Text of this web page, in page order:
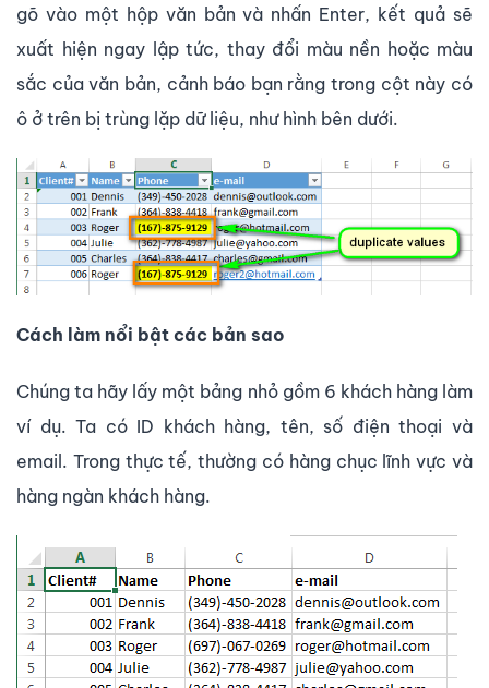
gõ vào một hộp văn bản và nhấn Enter, kết quả sẽ
xuất hiện ngay lập tức, thay đổi màu nền hoặc màu
sắc của văn bản, cảnh báo bạn rằng trong cột này có
ô ở trên bị trùng lặp dữ liệu, như hình bên dưới.
Cách làm nổi bật các bản sao
Chúng ta hãy lấy một bảng nhỏ gồm 6 khách hàng làm
ví dụ. Ta có ID khách hàng, tên, số điện thoại và
email. Trong thực tế, thường có hàng chục lĩnh vực và
hàng ngàn khách hàng.